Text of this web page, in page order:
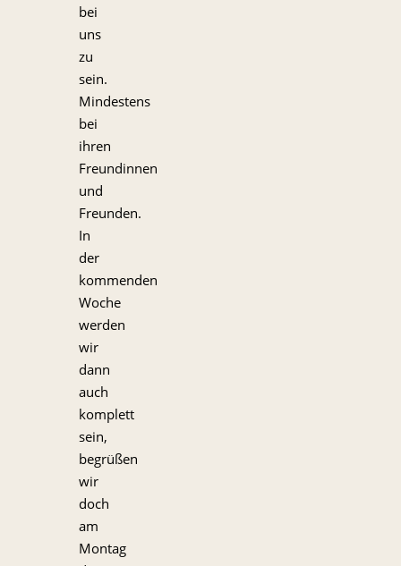
bei
uns
zu
sein.
Mindestens
bei
ihren
Freundinnen
und
Freunden.
In
der
kommenden
Woche
werden
wir
dann
auch
komplett
sein,
begrüßen
wir
doch
am
Montag